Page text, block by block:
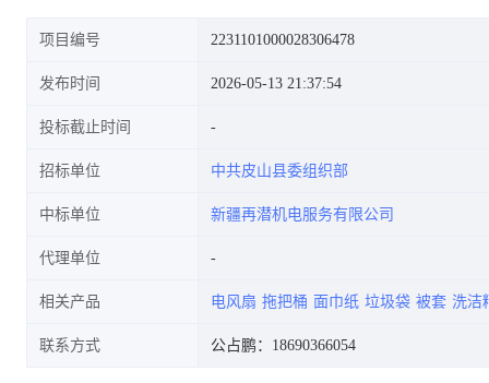
项目编号 2231101000028306478
发布时间 2026-05-13 21:37:54
投标截止时间
招标单位 中共皮山县委组织部
中标单位 新疆再潜机电服务有限公司
代理单位
相关产品 电风扇 拖把桶 面巾纸 垃圾袋 被套 洗洁
联系方式 公占鹏：18690366054